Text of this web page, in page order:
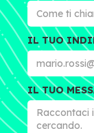
IL TUO
IL TUO